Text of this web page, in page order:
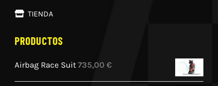
TIENDA
PRODUCTOS
Airbag Race Suit 735,00 €